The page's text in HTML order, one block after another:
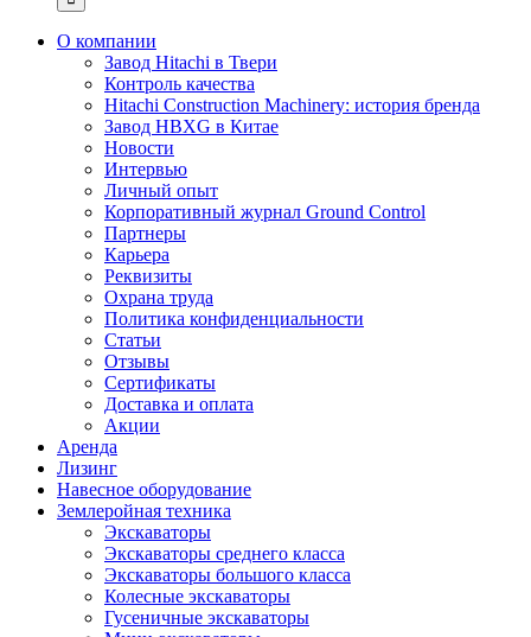
О компании
Завод Hitachi в Твери
Контроль качества
Hitachi Construction Machinery: история бренда
Завод HBXG в Китае
Новости
Интервью
Личный опыт
Корпоративный журнал Ground Control
Партнеры
Карьера
Реквизиты
Охрана труда
Политика конфиденциальности
Статьи
Отзывы
Сертификаты
Доставка и оплата
Акции
Аренда
Лизинг
Навесное оборудование
Землеройная техника
Экскаваторы
Экскаваторы среднего класса
Экскаваторы большого класса
Колесные экскаваторы
Гусеничные экскаваторы